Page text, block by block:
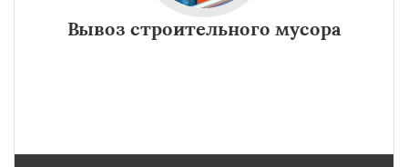
Вывоз строительного мусора